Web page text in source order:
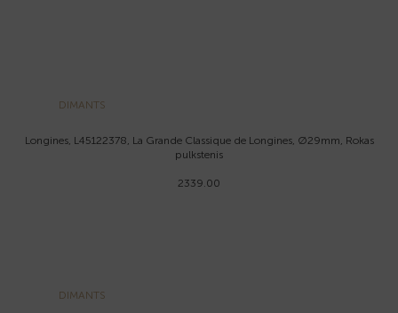
DIMANTS
Longines, L45122378, La Grande Classique de Longines, Ø29mm, Rokas
pulkstenis
2339.00
DIMANTS